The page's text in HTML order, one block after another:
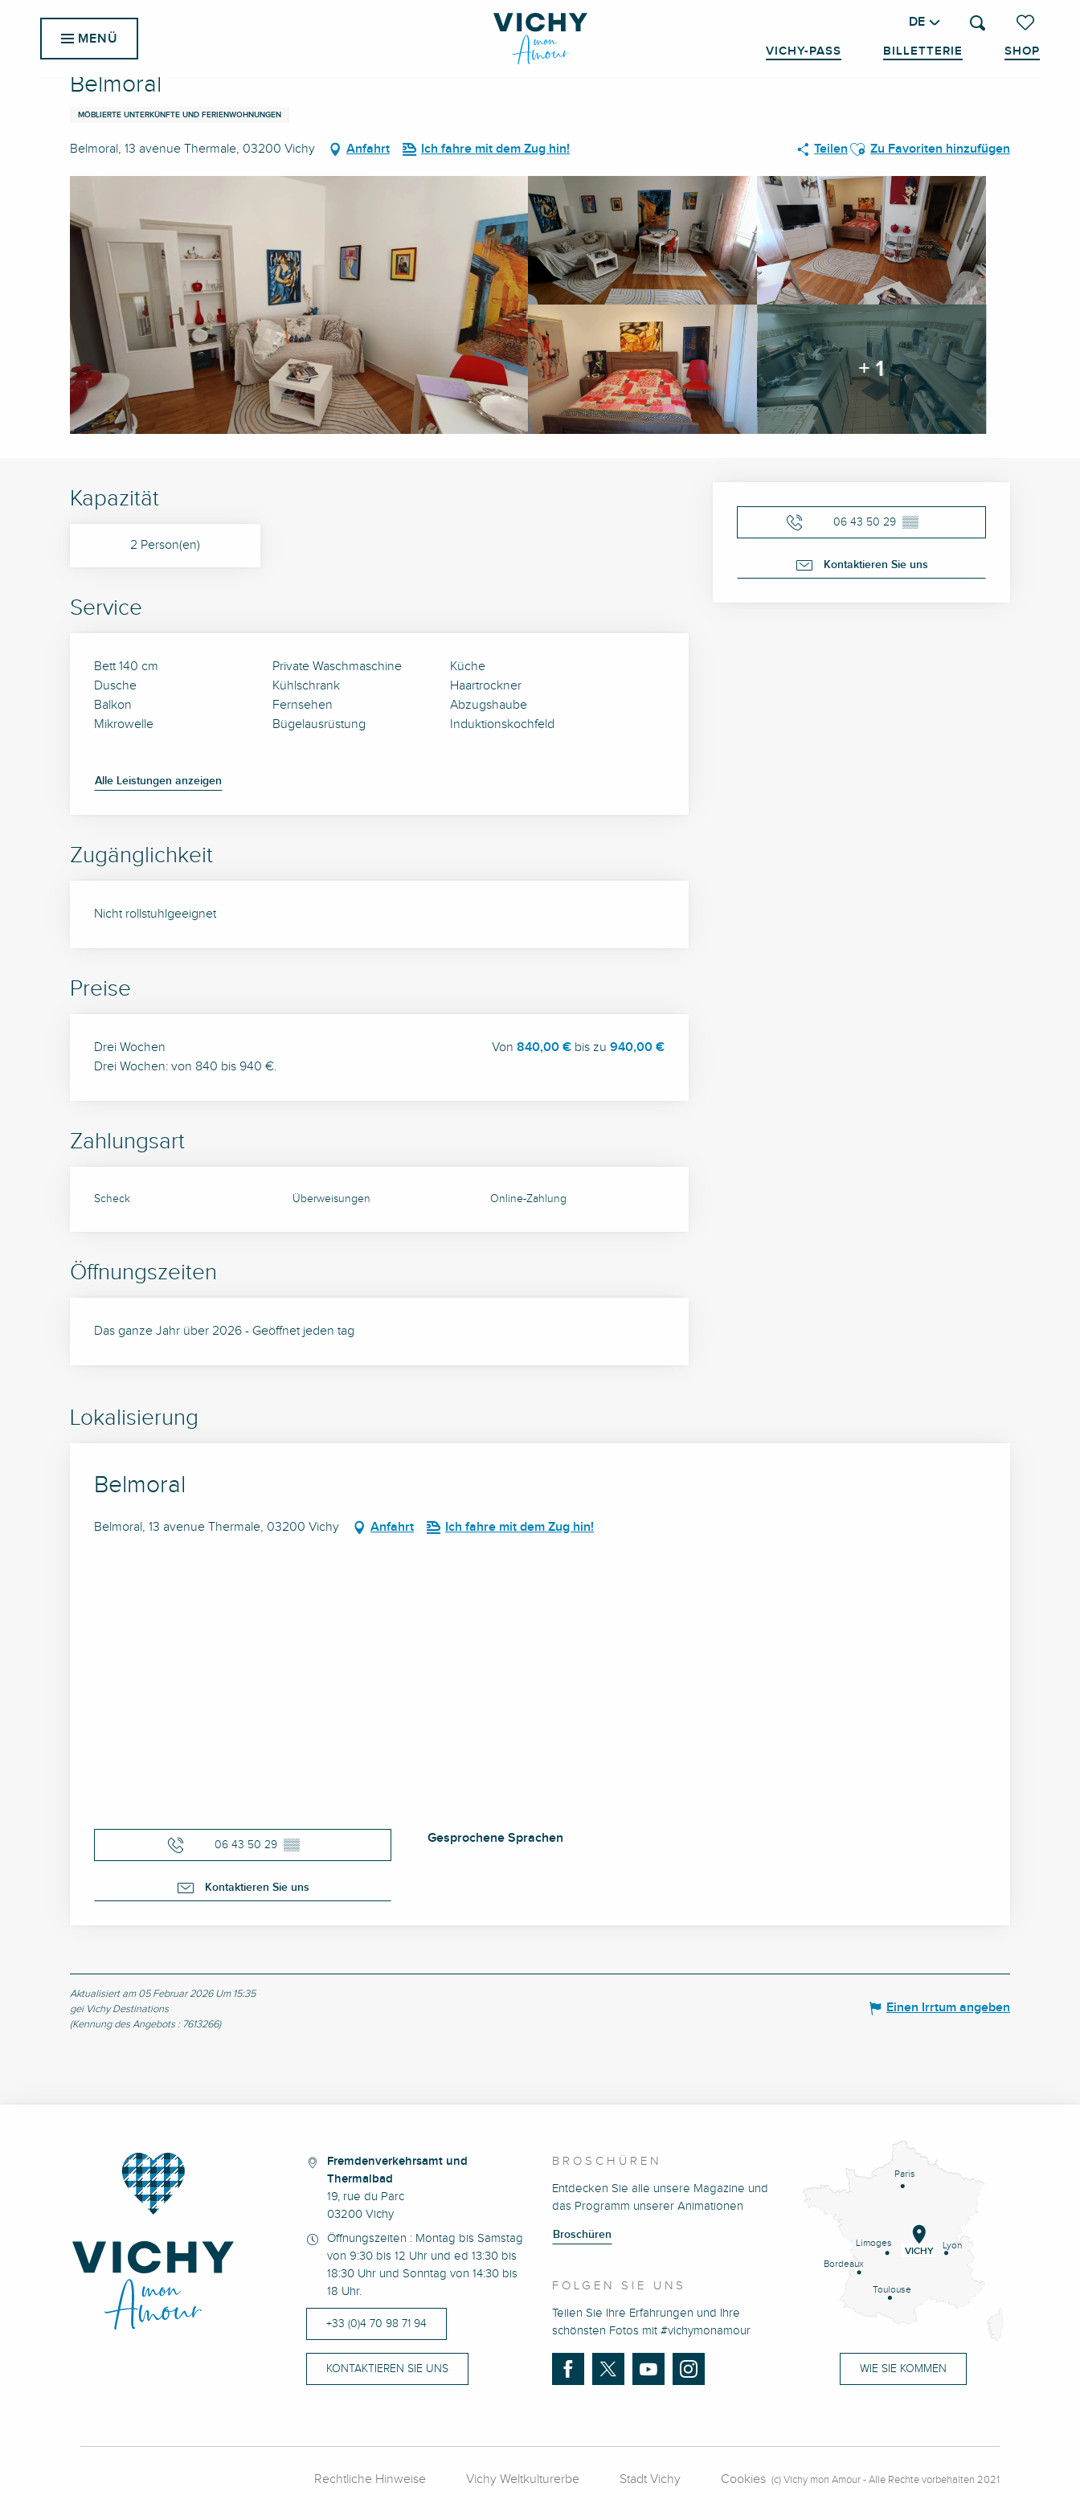
Voir les
Suche
DE
VICHY-PASS BILLETTERIE SHOP
MENÜ
Startseite Belmoral
Belmoral
MÖBLIERTE UNTERKÜNFTE UND FERIENWOHNUNGEN
Belmoral, 13 avenue Thermale, 03200 Vichy Anfahrt Ich fahre mit dem Zug hin! Teilen Ajouter aux favoris
Zu Favoriten hinzufügen
+ 1
Öffnungszeiten &
06 43 50 29 ▒▒
Kontaktieren Sie uns
Kapazität
2 Person(en)
Service
Bett 140 cm Private Waschmaschine
Küche
Dusche
Kühlschrank
Haartrockner
Balkon
Fernsehen
Abzugshaube
Mikrowelle
Bügelausrüstung Induktionskochfeld
Alle Leistungen anzeigen
Zugänglichkeit
Nicht rollstuhlgeeignet
Preise
Preise 2026
Drei Wochen Von840,00 € bis zu940,00 €
Drei Wochen: von 840 bis 940 €.
Zahlungsart
Scheck Überweisungen Online-Zahlung
Öffnungszeiten
Das ganze Jahr über 2026 - Geöffnet jeden tag
Lokalisierung
Belmoral
Belmoral, 13 avenue Thermale, 03200 Vichy Anfahrt Ich fahre mit dem Zug hin!
06 43 50 29 ▒▒
Kontaktieren Sie uns
Gesprochene Sprachen
Gesprochene Sprachen
Aktualisiert am 05 Februar 2026 Um 15:35
gei Vichy Destinations
(Kennung des Angebots : 7613266)
Einen Irrtum angeben
Fremdenverkehrsamt und
Thermalbad
19, rue du Parc
03200 Vichy
Öffnungszeiten : Montag bis Samstag
von 9:30 bis 12 Uhr und ed 13:30 bis
18:30 Uhr und Sonntag von 14:30 bis
18 Uhr.
+33 (0)4 70 98 71 94
KONTAKTIEREN SIE UNS
BROSCHÜREN
Entdecken Sie alle unsere Magazine und
das Programm unserer Animationen
Broschüren
FOLGEN SIE UNS
Teilen Sie Ihre Erfahrungen und Ihre
schönsten Fotos mit #vichymonamour
Paris
Lyon
Limoges
Bordeaux
Toulouse
VICHY
WIE SIE KOMMEN
Rechtliche Hinweise Vichy Weltkulturerbe Stadt Vichy Cookies (c) Vichy mon Amour - Alle Rechte vorbehalten 2021